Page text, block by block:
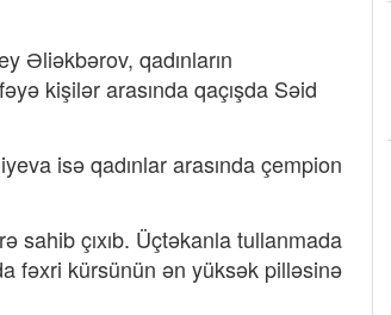
Əliəkbərov, qadınların
kişilər arasında qaçışda Səid
isə qadınlar arasında çempion
sahib çıxıb. Üçtəkanla tullanmada
fəxri kürsünün ən yüksək pilləsinə